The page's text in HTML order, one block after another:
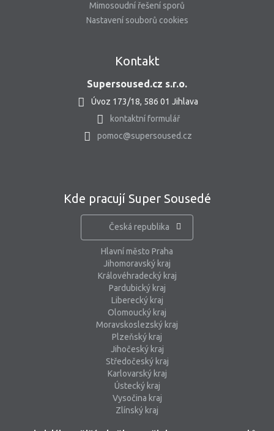
Mimosoudní řešení sporů
Nastavení souborů cookies
Kontakt
Supersoused.cz s.r.o.
Úvoz 173/18, 586 01 Jihlava
kontaktní formulář
pomoc@supersoused.cz
Kde pracují Super Sousedé
Česká republika
Hlavní město Praha
Jihomoravský kraj
Královéhradecký kraj
Pardubický kraj
Liberecký kraj
Olomoucký kraj
Moravskoslezský kraj
Plzeňský kraj
Jihočeský kraj
Středočeský kraj
Karlovarský kraj
Ústecký kraj
Vysočina kraj
Zlínský kraj